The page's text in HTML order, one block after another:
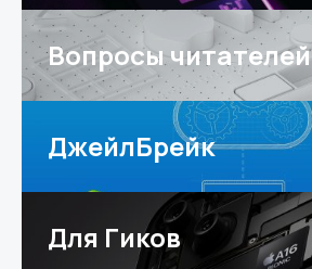
Вопросы читателей
ДжейлБрейк
Для Гиков